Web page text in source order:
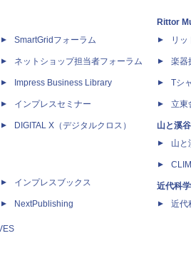
SmartGridフォーラム
ネットショップ担当者フォーラム
Impress Business Library
インプレスセミナー
DIGITAL X（デジタルクロス）
インプレスブックス
NextPublishing
Rittor
リッ
楽器
Tシ
立東
山と溪
山と
近代科
近代